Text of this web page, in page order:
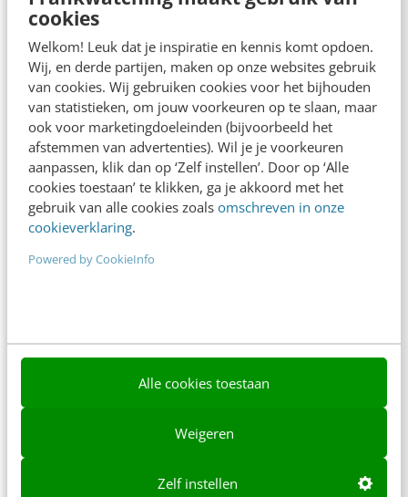
cookies
Welkom! Leuk dat je inspiratie en kennis komt opdoen.
Wij, en derde partijen, maken op onze websites gebruik
van cookies. Wij gebruiken cookies voor het bijhouden
van statistieken, om jouw voorkeuren op te slaan, maar
ook voor marketingdoeleinden (bijvoorbeeld het
afstemmen van advertenties). Wil je je voorkeuren
aanpassen, klik dan op ‘Zelf instellen’. Door op ‘Alle
cookies toestaan’ te klikken, ga je akkoord met het
gebruik van alle cookies zoals omschreven in onze
cookieverklaring.
Powered by CookieInfo
Alle cookies toestaan
Weigeren
Zelf instellen
Frankwatching
Adverteren
Contact
Nieuwsbrieven
Over ons
Ons team
AI & Tech
Content & Communicatie
Marketing